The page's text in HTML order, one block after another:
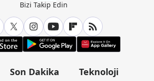
Bizi Takip Edin
Son Dakika
Teknoloji